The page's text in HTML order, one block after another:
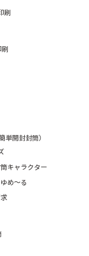
刷
単開封封筒）
キャラクター
め～る